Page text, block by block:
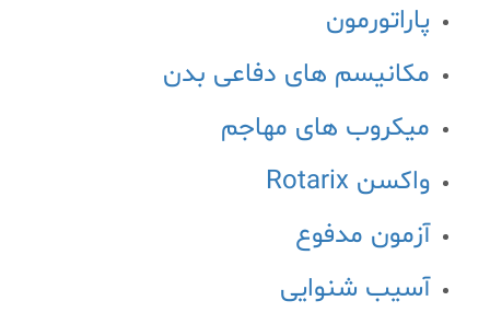
پاراتورمون
مکانیسم های دفاعی بدن
میکروب های مهاجم
واکسن Rotarix
آزمون مدفوع
آسیب شنوایی